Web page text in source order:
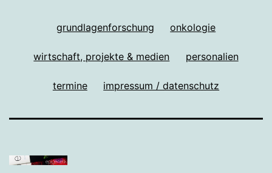
grundlagenforschung onkologie
wirtschaft, projekte & medien personalien
termine impressum / datenschutz